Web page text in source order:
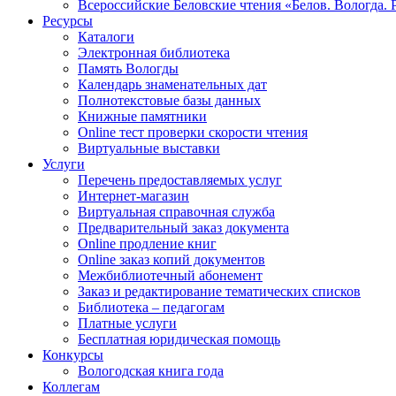
Всероссийские Беловские чтения «Белов. Вологда.
Ресурсы
Каталоги
Электронная библиотека
Память Вологды
Календарь знаменательных дат
Полнотекстовые базы данных
Книжные памятники
Online тест проверки скорости чтения
Виртуальные выставки
Услуги
Перечень предоставляемых услуг
Интернет-магазин
Виртуальная справочная служба
Предварительный заказ документа
Online продление книг
Online заказ копий документов
Межбиблиотечный абонемент
Заказ и редактирование тематических списков
Библиотека – педагогам
Платные услуги
Бесплатная юридическая помощь
Конкурсы
Вологодская книга года
Коллегам